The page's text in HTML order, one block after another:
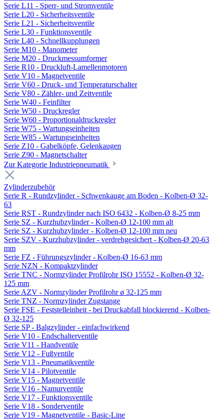
Serie L11 - Sperr- und Stromventile
Serie L20 - Sicherheitsventile
Serie L21 - Sicherheitsventile
Serie L30 - Funktionsventile
Serie L40 - Schnellkupplungen
Serie M10 - Manometer
Serie M20 - Druckmessumformer
Serie R10 - Druckluft-Lamellenmotoren
Serie V10 - Magnetventile
Serie V60 - Druck- und Temperaturschalter
Serie V80 - Zähler- und Zeitventile
Serie W40 - Feinfilter
Serie W50 - Druckregler
Serie W60 - Proportionaldruckregler
Serie W75 - Wartungseinheiten
Serie W85 - Wartungseinheiten
Serie Z10 - Gabelköpfe, Gelenkaugen
Serie Z90 - Magnetschalter
Zur Kategorie Industriepneumatik
Zylinderzubehör
Serie R - Rundzylinder - Schwenkauge am Boden - Kolben-Ø 32-
63
Serie RST - Rundzylinder nach ISO 6432 - Kolben-Ø 8-25 mm
Serie SZ - Kurzhubzylinder - Kolben-Ø 12-100 mm alt
Serie SZ - Kurzhubzylinder - Kolben-Ø 12-100 mm neu
Serie SZV - Kurzhubzylinder - verdrehgesichert - Kolben-Ø 20-63
mm
Serie FZ - Führungszylinder - Kolben-Ø 16-63 mm
Serie NZN - Kompaktzylinder
Serie TNC - Normzylinder Profilrohr ISO 15552 - Kolben-Ø 32-
125 mm
Serie AZV - Normzylinder Profilrohr ø 32-125 mm
Serie TNZ - Normzylinder Zugstange
Serie FSE - Feststelleinheit - bei Druckabfall blockierend - Kolben-
Ø 32-125
Serie SP - Balgzylinder - einfachwirkend
Serie V10 - Endschalterventile
Serie V11 - Handventile
Serie V12 - Fußventile
Serie V13 - Pneumatikventile
Serie V14 - Pilotventile
Serie V15 - Magnetventile
Serie V16 - Namurventile
Serie V17 - Funktionsventile
Serie V18 - Sonderventile
Serie V19 - Magnetventile - Basic-Line